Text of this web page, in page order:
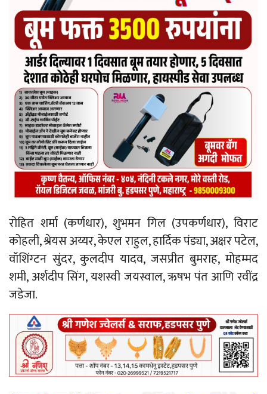
रोहित शर्मा (कर्णधार), शुभमन गिल (उपकर्णधार), विराट
कोहली, श्रेयस अय्यर, केएल राहुल, हार्दिक पंड्या, अक्षर पटेल,
वॉशिंग्टन सुंदर, कुलदीप यादव, जसप्रीत बुमराह, मोहम्मद
शमी, अर्शदीप सिंग, यशस्वी जयस्वाल, ऋषभ पंत आणि रवींद्र
जडेजा.